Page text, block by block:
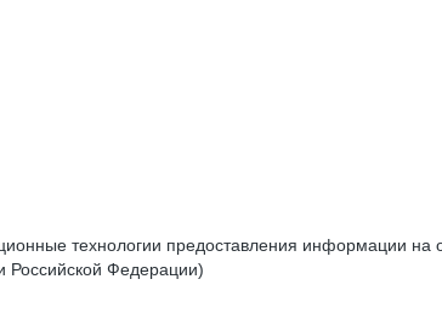
технологии предоставления информации на
Российской Федерации)